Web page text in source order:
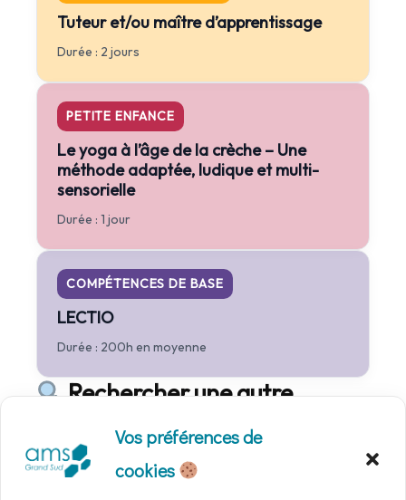
Vos préférences de
cookies
Tuteur et/ou maître d’apprentissage
Durée : 2 jours
PETITE ENFANCE
Le yoga à l’âge de la crèche – Une
méthode adaptée, ludique et multi-
sensorielle
Durée : 1 jour
COMPÉTENCES DE BASE
LECTIO
Durée : 200h en moyenne
Rechercher une autre
formation